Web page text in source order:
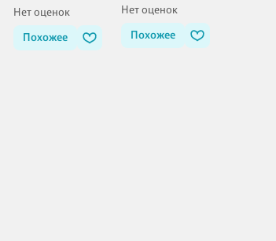
Нет оценок
Похожее
Нет оценок
Похожее